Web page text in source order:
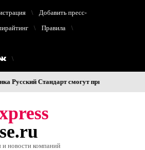
Добавить пресс-
Правила
Стандарт смогут принимать оплату
и новости компаний